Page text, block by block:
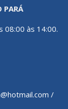
PARÁ
08:00 às 14:00.
/